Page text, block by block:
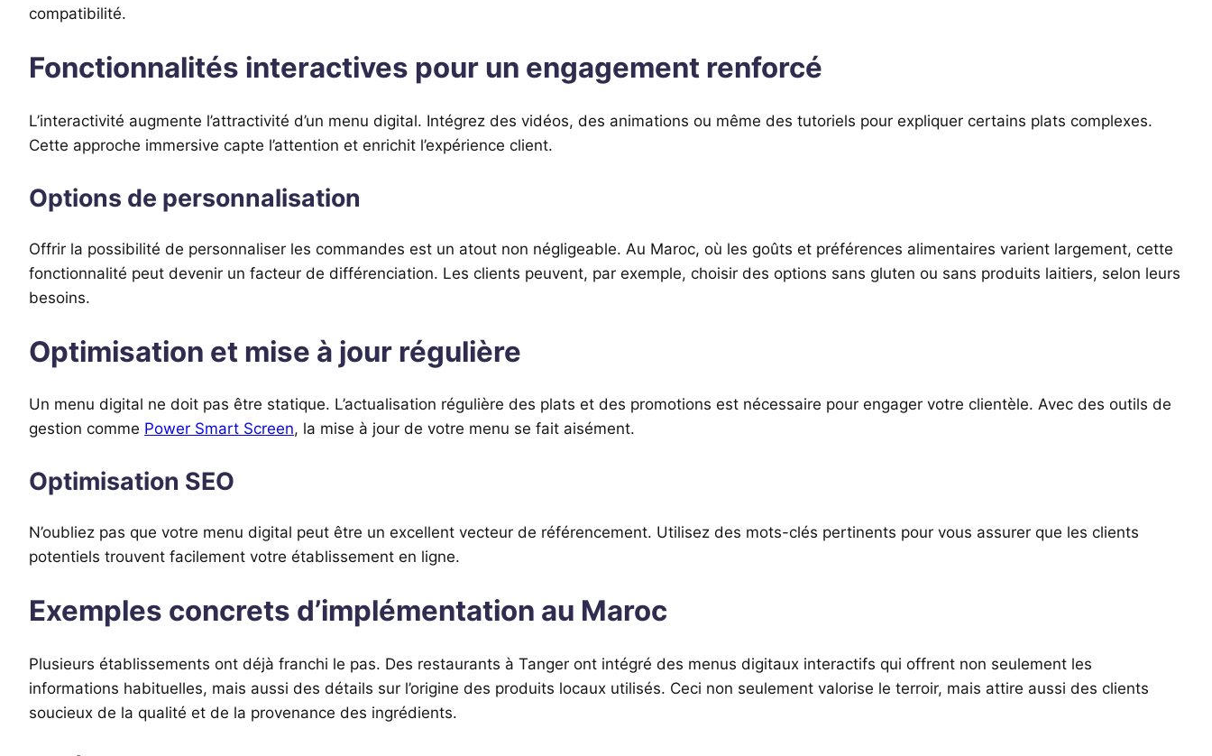
compatibilité.
Fonctionnalités interactives pour un engagement renforcé
L’interactivité augmente l’attractivité d’un menu digital. Intégrez des vidéos, des animations ou même des tutoriels pour expliquer certains plats complexes.
Cette approche immersive capte l’attention et enrichit l’expérience client.
Options de personnalisation
Offrir la possibilité de personnaliser les commandes est un atout non négligeable. Au Maroc, où les goûts et préférences alimentaires varient largement, cette
fonctionnalité peut devenir un facteur de différenciation. Les clients peuvent, par exemple, choisir des options sans gluten ou sans produits laitiers, selon leurs
besoins.
Optimisation et mise à jour régulière
Un menu digital ne doit pas être statique. L’actualisation régulière des plats et des promotions est nécessaire pour engager votre clientèle. Avec des outils de
gestion comme Power Smart Screen, la mise à jour de votre menu se fait aisément.
Optimisation SEO
N’oubliez pas que votre menu digital peut être un excellent vecteur de référencement. Utilisez des mots-clés pertinents pour vous assurer que les clients
potentiels trouvent facilement votre établissement en ligne.
Exemples concrets d’implémentation au Maroc
Plusieurs établissements ont déjà franchi le pas. Des restaurants à Tanger ont intégré des menus digitaux interactifs qui offrent non seulement les
informations habituelles, mais aussi des détails sur l’origine des produits locaux utilisés. Ceci non seulement valorise le terroir, mais attire aussi des clients
soucieux de la qualité et de la provenance des ingrédients.